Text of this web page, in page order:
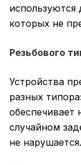
используются
которых не
Резьбового
Устройства
разных
обеспечивает
случайном
не нарушается.